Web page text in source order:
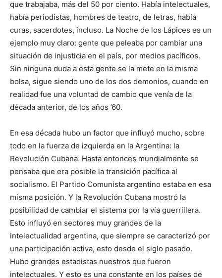
que trabajaba, más del 50 por ciento. Había intelectuales,
había periodistas, hombres de teatro, de letras, había
curas, sacerdotes, incluso. La Noche de los Lápices es un
ejemplo muy claro: gente que peleaba por cambiar una
situación de injusticia en el país, por medios pacíficos.
Sin ninguna duda a esta gente se la mete en la misma
bolsa, sigue siendo uno de los dos demonios, cuando en
realidad fue una voluntad de cambio que venía de la
década anterior, de los años ’60.
En esa década hubo un factor que influyó mucho, sobre
todo en la fuerza de izquierda en la Argentina: la
Revolución Cubana. Hasta entonces mundialmente se
pensaba que era posible la transición pacífica al
socialismo. El Partido Comunista argentino estaba en esa
misma posición. Y la Revolución Cubana mostró la
posibilidad de cambiar el sistema por la vía guerrillera.
Esto influyó en sectores muy grandes de la
intelectualidad argentina, que siempre se caracterizó por
una participación activa, esto desde el siglo pasado.
Hubo grandes estadistas nuestros que fueron
intelectuales. Y esto es una constante en los países de